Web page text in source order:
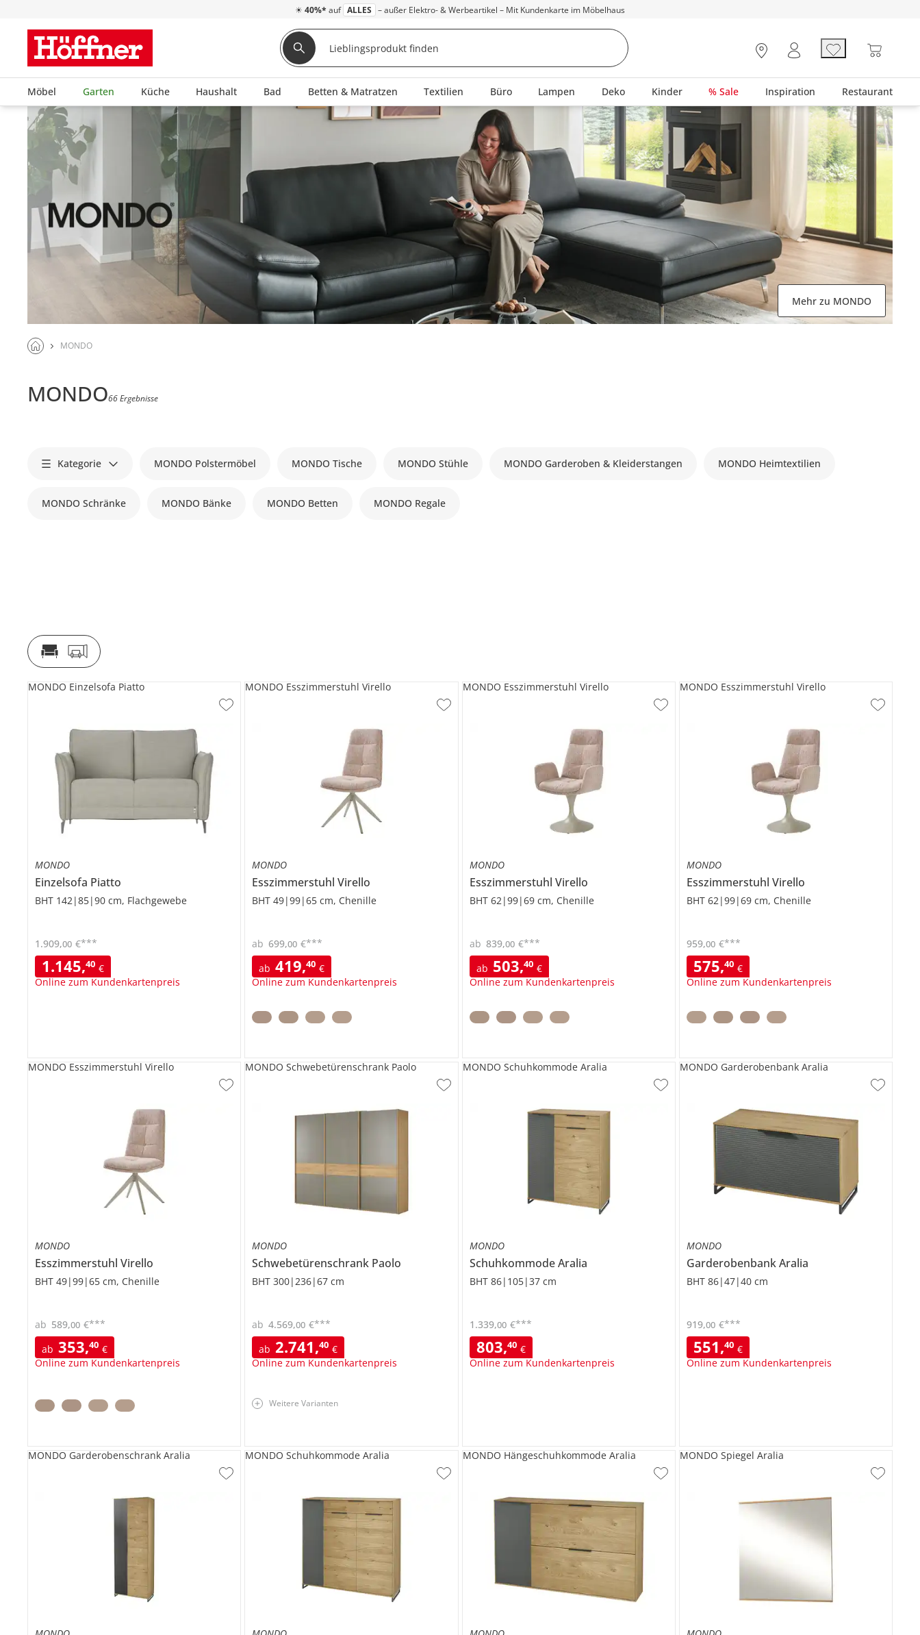
☀ 40%* auf ALLES – außer Elektro- & Werbeartikel – Mit Kundenkarte im Möbelhaus
Möbel Garten Küche Haushalt Bad Betten & Matratzen Textilien Büro Lampen Deko Kinder % Sale Inspiration Restaurant
Mehr zu MONDO
MONDO
MONDO66 Ergebnisse
Kategorie MONDO Polstermöbel MONDO Tische MONDO Stühle MONDO Garderoben & Kleiderstangen MONDO Heimtextilien
MONDO Schränke MONDO Bänke MONDO Betten MONDO Regale
MONDO
Einzelsofa Piatto
BHT 142|85|90 cm, Flachgewebe
1.145,40 €
Online zum Kundenkartenpreis
1.909,00 €***
MONDO Einzelsofa Piatto
MONDO
EsszimmerstuhlVirello
BHT 49|99|65 cm, Chenille
ab 419,40 €
Online zum Kundenkartenpreis
ab 699,00 €***
MONDO Esszimmerstuhl Virello
MONDO
Esszimmerstuhl Virello
BHT 62|99|69 cm, Chenille
ab 503,40 €
Online zum Kundenkartenpreis
ab 839,00 €***
MONDO Esszimmerstuhl Virello
MONDO
Esszimmerstuhl Virello
BHT 62|99|69 cm, Chenille
575,40 €
Online zum Kundenkartenpreis
959,00 €***
MONDO Esszimmerstuhl Virello
MONDO
EsszimmerstuhlVirello
BHT 49|99|65 cm, Chenille
ab 353,40 €
Online zum Kundenkartenpreis
ab 589,00 €***
MONDO Esszimmerstuhl Virello
MONDO
Schwebetürenschrank Paolo
BHT 300|236|67 cm
ab 2.741,40 €
Online zum Kundenkartenpreis
ab 4.569,00 €***
MONDO Schwebetürenschrank Paolo
Weitere Varianten
MONDO
SchuhkommodeAralia
BHT 86|105|37 cm
803,40 €
Online zum Kundenkartenpreis
1.339,00 €***
MONDO Schuhkommode Aralia
MONDO
GarderobenbankAralia
BHT 86|47|40 cm
551,40 €
Online zum Kundenkartenpreis
919,00 €***
MONDO Garderobenbank Aralia
MONDO Garderobenschrank Aralia MONDO Schuhkommode Aralia MONDO Hängeschuhkommode Aralia MONDO Spiegel Aralia